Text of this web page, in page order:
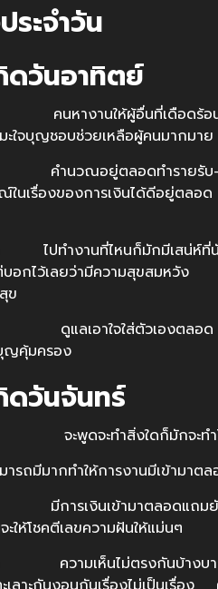
ระจำวัน
ดวันอาทิตย์
คนหางานให้ผู้อื่นที่เดือดร้อนดึ
ะใจบุญชอบช่วยเหลือผู้คนมาก
คำนวณอยู่ตลอดทำรายรับ-ร
ในเรื่องของการเงินได้ดีอยู่ตล
ไปทำงานที่ไหนก็มักมีเสน่ห์ที่นั่นมี
อกไว้เลยว่ามีความสุขสมหวัง
สุข
แลเอาใจใส่ตัวเองตลอด ส่ว
ญคุ้มครอง
ดวันจันทร์
จะพูดจะทำสิ่งใดก็มักจะทำไ
ารถมีมากทำให้การงานมีเข้าม
มีการเงินเข้ามาตลอดแถมยัง
ะให้โชคตีเลขความฝันให้แม่นๆ
ความเห็นไม่ตรงกันบ้างบางเ